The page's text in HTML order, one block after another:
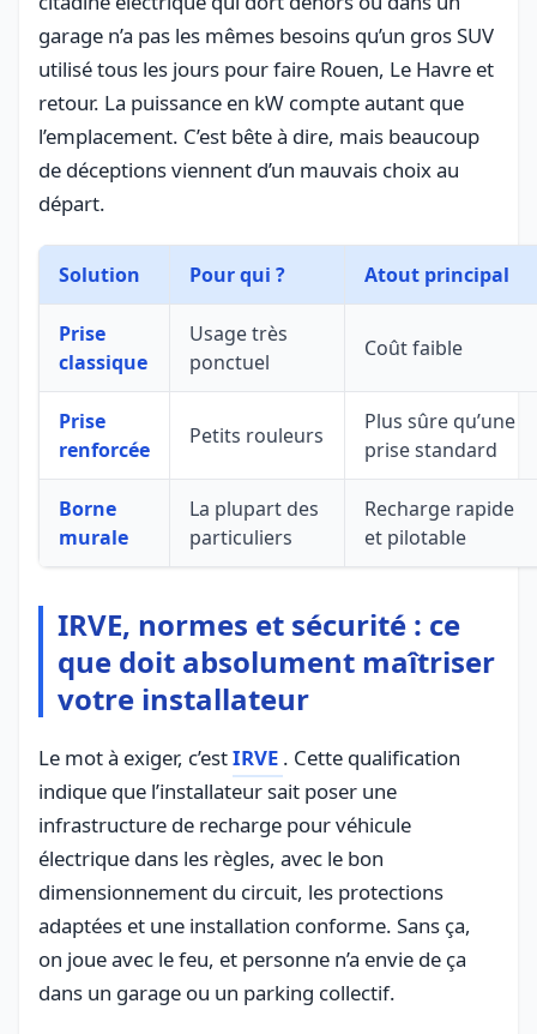
garage n’a pas les mêmes besoins qu’un gros SUV
utilisé tous les jours pour faire Rouen, Le Havre et
retour. La puissance en kW compte autant que
l’emplacement. C’est bête à dire, mais beaucoup
de déceptions viennent d’un mauvais choix au
départ.
Solution Pour qui ? Atout principal
Prise
classique
Usage très
ponctuel
Coût faible
Prise
renforcée
Petits rouleurs
Plus sûre qu’une
prise standard
Borne
murale
La plupart des
particuliers
Recharge rapide
et pilotable
IRVE, normes et sécurité : ce
que doit absolument maîtriser
votre installateur
Le mot à exiger, c’estIRVE . Cette qualification
indique que l’installateur sait poser une
infrastructure de recharge pour véhicule
électrique dans les règles, avec le bon
dimensionnement du circuit, les protections
adaptées et une installation conforme. Sans ça,
on joue avec le feu, et personne n’a envie de ça
dans un garage ou un parking collectif.